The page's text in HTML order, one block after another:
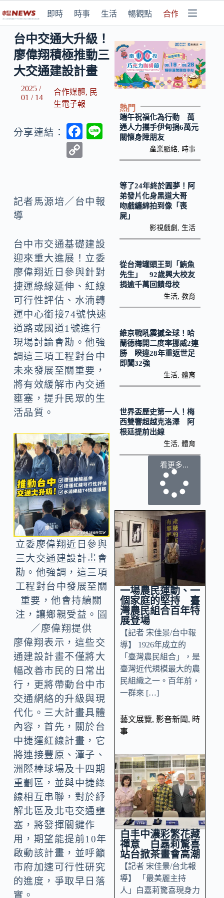
即時 時事 生活 暢觀點 合作媒體
台中交通大升級！
廖偉翔積極推動三
大交通建設計畫
2025 /
01 / 14
合作媒體, 民
生電子報
分享連結：
F
o
o
y
k
記者馬源培／台中報
導
台中市交通基礎建設
迎來重大進展！立委
廖偉翔近日參與針對
捷運綠線延伸、紅線
可行性評估、水湳轉
運中心銜接74號快速
道路或國道1號進行
現場討論會勘。他強
調這三項工程對台中
未來發展至關重要，
將有效緩解市內交通
壅塞，提升民眾的生
活品質。
立委廖偉翔近日參與
三大交通建設計畫會
勘。他強調，這三項
工程對台中發展至關
重要，他會持續關
注，讓鄉親受益。圖
／廖偉翔提供
廖偉翔表示，這些交
通建設計畫不僅將大
幅改善市民的日常出
行，更將帶動台中市
交通網絡的升級與現
代化。三大計畫具體
內容，首先，關於台
中捷運紅線計畫，它
將連接豐原、潭子、
洲際棒球場及十四期
重劃區，並與中捷綠
線相互串聯，對於紓
解北區及北屯交通壅
塞，將發揮關鍵作
用，期望能提前10年
啟動該計畫，並呼籲
市府加速可行性研究
的進度，爭取早日落
實。
熱門
端午祝福化為行動 萬
通人力攜手伊甸捐6萬元
關懷身障朋友
產業脈絡 時事
等了24年終於圓夢！阿
弟發片化身黑道大哥
吻戲纏綿拍到像「喪
屍」
影視戲劇 生活
從台灣罐頭王到「鮪魚
先生」 92歲興大校友
捐逾千萬回饋母校
生活 ,教育
維京戰吼震撼全球！哈
蘭德梅開二度率挪威2連
勝 睽違28年重返世足
即闖32強
生活 ,體育
世界盃歷史第一人！梅
西雙響超越克洛澤 阿
根廷提前出線
生活 ,體育
看更多...
一場農民運動、一
個家庭的堅持 臺
灣農民組合百年特
展登場
【記者 宋佳景/台中報
導】 1926年成立的
「臺灣農民組合」，是
臺灣近代規模最大的農
民組織之一。百年前，
一群來 […]
藝文展覽, 影音新聞, 時
事
白丰中濃彩繁花藏
禪意 白嘉莉驚喜
站台掀茶畫會高潮
【記者 宋佳景/台北報
導】 「最美麗主持
人」白嘉莉驚喜現身力